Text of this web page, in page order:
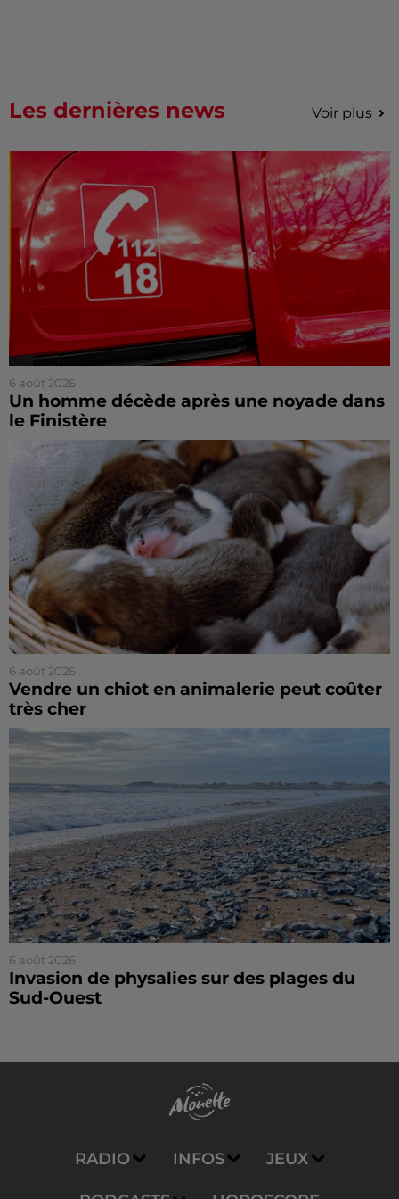
Les dernières news Voir plus
6 août 2026
Un homme décède après une noyade dans
le Finistère
6 août 2026
Vendre un chiot en animalerie peut coûter
très cher
6 août 2026
Invasion de physalies sur des plages du
Sud-Ouest
RADIO INFOS JEUX